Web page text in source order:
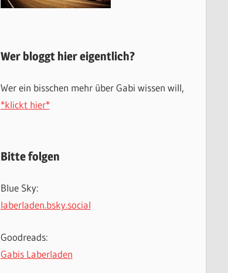
Wer bloggt hier eigentlich?
Wer ein bisschen mehr über Gabi wissen will,
*klickt hier*
Bitte folgen
Blue Sky:
laberladen.bsky.social
Goodreads:
Gabis Laberladen